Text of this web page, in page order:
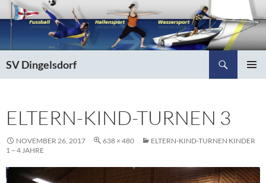
Zum
Inhalt
SV Dingelsdorf
ELTERN-KIND-TURNEN 3
NOVEMBER 26, 2017 638 × 480
ELTERN-KIND-TURNEN KINDER
1 – 4 JAHRE